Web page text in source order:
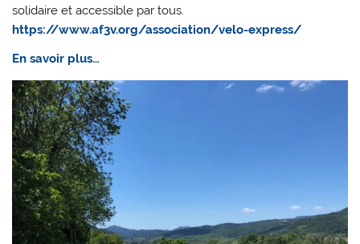
solidaire et accessible par tous.
https://www.af3v.org/association/velo-express/
En savoir plus…